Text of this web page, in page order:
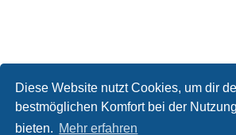
Diese Website nutzt Cookies, um dir
bestmöglichen Komfort bei der
bieten. Mehr erfahren
Kontakt